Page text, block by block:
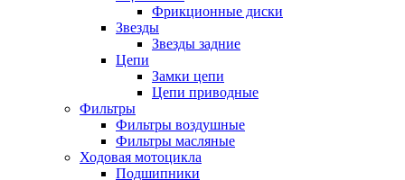
Фрикционные диски
Звезды
Звезды задние
Цепи
Замки цепи
Цепи приводные
Фильтры
Фильтры воздушные
Фильтры масляные
Ходовая мотоцикла
Подшипники